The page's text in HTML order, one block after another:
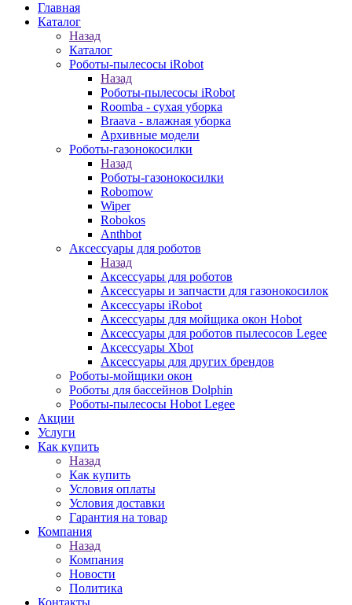
Главная
Каталог
Назад
Каталог
Роботы-пылесосы iRobot
Назад
Роботы-пылесосы iRobot
Roomba - сухая уборка
Braava - влажная уборка
Архивные модели
Роботы-газонокосилки
Назад
Роботы-газонокосилки
Robomow
Wiper
Robokos
Anthbot
Аксессуары для роботов
Назад
Аксессуары для роботов
Аксессуары и запчасти для газонокосилок
Аксессуары iRobot
Аксессуары для мойщика окон Hobot
Аксессуары для роботов пылесосов Legee
Аксессуары Xbot
Аксессуары для других брендов
Роботы-мойщики окон
Роботы для бассейнов Dolphin
Роботы-пылесосы Hobot Legee
Акции
Услуги
Как купить
Назад
Как купить
Условия оплаты
Условия доставки
Гарантия на товар
Компания
Назад
Компания
Новости
Политика
Контакты